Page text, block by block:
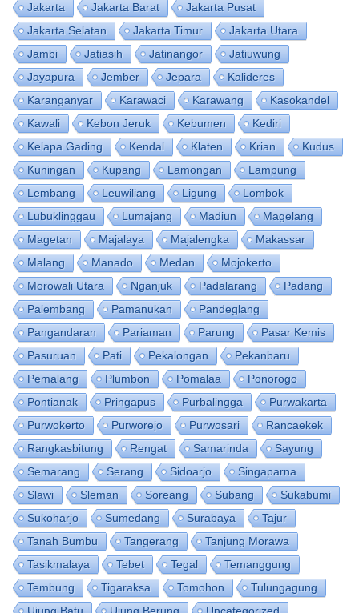
Jakarta
Jakarta Barat
Jakarta Pusat
Jakarta Selatan
Jakarta Timur
Jakarta Utara
Jambi
Jatiasih Jatinangor
Jatiuwung
Jayapura
Jember Jepara
Kalideres
Karanganyar
Karawaci Karawang
Kasokandel
Kawali
Kebon Jeruk Kebumen
Kediri
Kelapa Gading
Kendal Klaten Krian
Kudus
Kuningan
Kupang Lamongan
Lampung
Lembang
Leuwiliang Ligung
Lombok
Lubuklinggau
Lumajang Madiun
Magelang
Magetan
Majalaya Majalengka
Makassar
Malang
Manado Medan
Mojokerto
Morowali Utara
Nganjuk Padalarang
Padang
Palembang
Pamanukan
Pandeglang
Pangandaran
Pariaman Parung
Pasar Kemis
Pasuruan
Pati Pekalongan
Pekanbaru
Pemalang
Plumbon Pomalaa
Ponorogo
Pontianak
Pringapus Purbalingga
Purwakarta
Purwokerto
Purworejo Purwosari
Rancaekek
Rangkasbitung
Rengat Samarinda
Sayung
Semarang
Serang Sidoarjo
Singaparna
Slawi
Sleman Soreang Subang
Sukabumi
Sukoharjo
Sumedang Surabaya
Tajur
Tanah Bumbu
Tangerang
Tanjung Morawa
Tasikmalaya
Tebet Tegal
Temanggung
Tembung
Tigaraksa Tomohon
Tulungagung